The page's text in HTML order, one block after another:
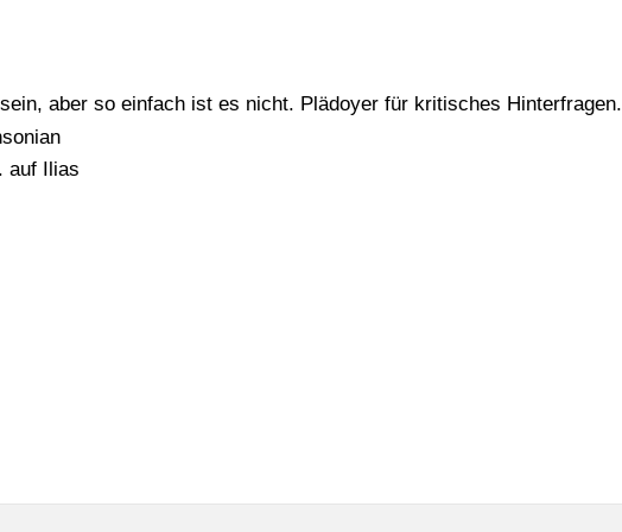
aber so einfach ist es nicht. Plädoyer für kritisches Hinterfragen.
auf Ilias